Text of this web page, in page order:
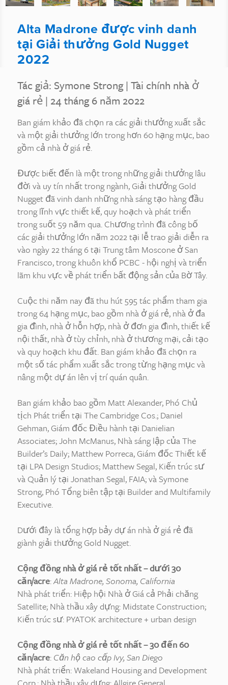
Alta Madrone được vinh danh
tại Giải thưởng Gold Nugget
2022
Tác giả: Symone Strong| Tài chính nhà ở
giá rẻ | 24 tháng 6 năm 2022
Ban giám khảo đã chọn ra các giải thưởng xuất sắc
và một giải thưởng lớn trong hơn 60 hạng mục, bao
gồm cả nhà ở giá rẻ.
Được biết đến là một trong những giải thưởng lâu
đời và uy tín nhất trong ngành, Giải thưởng Gold
Nugget đã vinh danh những nhà sáng tạo hàng đầu
trong lĩnh vực thiết kế, quy hoạch và phát triển
trong suốt 59 năm qua. Chương trình đã công bố
các giải thưởng lớn năm 2022 tại lễ trao giải diễn ra
vào ngày 22 tháng 6 tại Trung tâm Moscone ở San
Francisco, trong khuôn khổ PCBC - hội nghị và triển
lãm khu vực về phát triển bất động sản của Bờ Tây.
Cuộc thi năm nay đã thu hút 595 tác phẩm tham gia
trong 64 hạng mục, bao gồm nhà ở giá rẻ, nhà ở đa
gia đình, nhà ở hỗn hợp, nhà ở đơn gia đình, thiết kế
nội thất, nhà ở tùy chỉnh, nhà ở thương mại, cải tạo
và quy hoạch khu đất. Ban giám khảo đã chọn ra
một số tác phẩm xuất sắc trong từng hạng mục và
nâng một dự án lên vị trí quán quân.
Ban giám khảo bao gồm Matt Alexander, Phó Chủ
tịch Phát triển tại The Cambridge Cos.; Daniel
Gehman, Giám đốc Điều hành tại Danielian
Associates; John McManus, Nhà sáng lập của The
Builder’s Daily; Matthew Porreca, Giám đốc Thiết kế
tại LPA Design Studios; Matthew Segal, Kiến trúc sư
và Quản lý tại Jonathan Segal, FAIA; và Symone
Strong, Phó Tổng biên tập tại Builder and Multifamily
Executive.
Dưới đây là tổng hợp bảy dự án nhà ở giá rẻ đã
giành giải thưởng Gold Nugget.
Cộng đồng nhà ở giá rẻ tốt nhất – dưới 30
căn/acre:Alta Madrone, Sonoma, California
Nhà phát triển: Hiệp hội Nhà ở Giá cả Phải chăng
Satellite; Nhà thầu xây dựng: Midstate Construction;
Kiến trúc sư: PYATOK architecture + urban design
Cộng đồng nhà ở giá rẻ tốt nhất – 30 đến 60
căn/acre: Căn hộ cao cấp Ivy, San Diego
Nhà phát triển: Wakeland Housing and Development